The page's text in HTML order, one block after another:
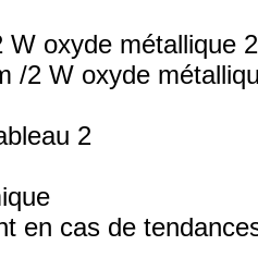
W oxyde métallique
/2 W oxyde
2
en cas de